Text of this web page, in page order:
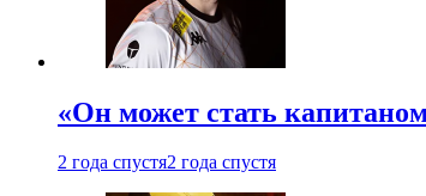
«Он может стать
2 года спустя2 года спустя